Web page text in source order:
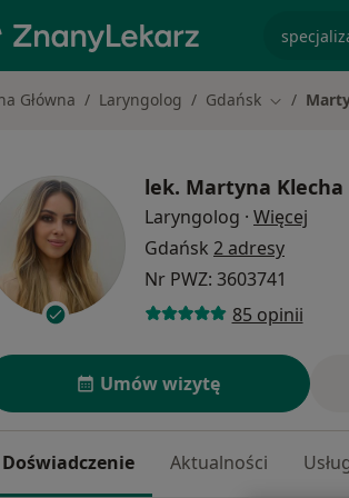
Główna Laryngolog Gdańsk Zmień
lek. Martyna Klecha
Laryngolog · Więcej
Gdańsk 2 adresy
Nr PWZ: 3603741
85 opinii
Umów wizytę
Doświadczenie Aktualności